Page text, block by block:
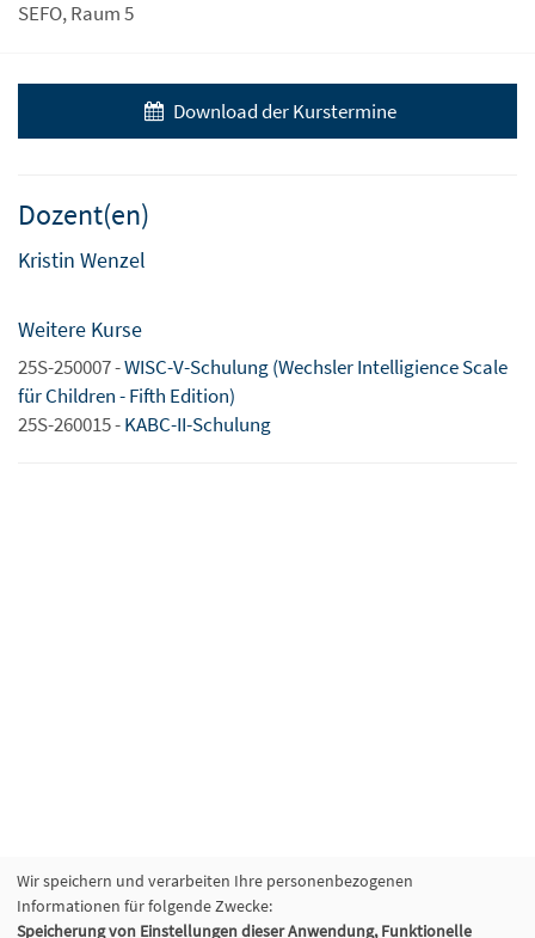
SEFO, Raum 5
Download der Kurstermine
Dozent(en)
Kristin Wenzel
Weitere Kurse
25S-250007 -WISC-V-Schulung (Wechsler Intelligience Scale
für Children - Fifth Edition)
25S-260015 -KABC-II-Schulung
Wir speichern und verarbeiten Ihre personenbezogenen
Informationen für folgende Zwecke:
Speicherung von Einstellungen dieser Anwendung, Funktionelle